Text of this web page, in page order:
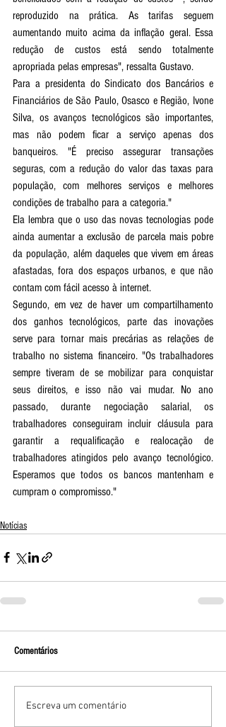
reproduzido na prática. As tarifas seguem
aumentando muito acima da inflação geral. Essa
redução de custos está sendo totalmente
apropriada pelas empresas", ressalta Gustavo.
Para a presidenta do Sindicato dos Bancários e
Financiários de São Paulo, Osasco e Região, Ivone
Silva, os avanços tecnológicos são importantes,
mas não podem ficar a serviço apenas dos
banqueiros. "É preciso assegurar transações
seguras, com a redução do valor das taxas para
população, com melhores serviços e melhores
condições de trabalho para a categoria."
Ela lembra que o uso das novas tecnologias pode
ainda aumentar a exclusão de parcela mais pobre
da população, além daqueles que vivem em áreas
afastadas, fora dos espaços urbanos, e que não
contam com fácil acesso à internet.
Segundo, em vez de haver um compartilhamento
dos ganhos tecnológicos, parte das inovações
serve para tornar mais precárias as relações de
trabalho no sistema financeiro. "Os trabalhadores
sempre tiveram de se mobilizar para conquistar
seus direitos, e isso não vai mudar. No ano
passado, durante negociação salarial, os
trabalhadores conseguiram incluir cláusula para
garantir a requalificação e realocação de
trabalhadores atingidos pelo avanço tecnológico.
Esperamos que todos os bancos mantenham e
cumpram o compromisso."
Notícias
Comentários
Escreva um comentário